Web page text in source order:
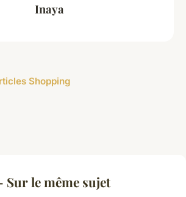
Inaya
Shopping
le même sujet